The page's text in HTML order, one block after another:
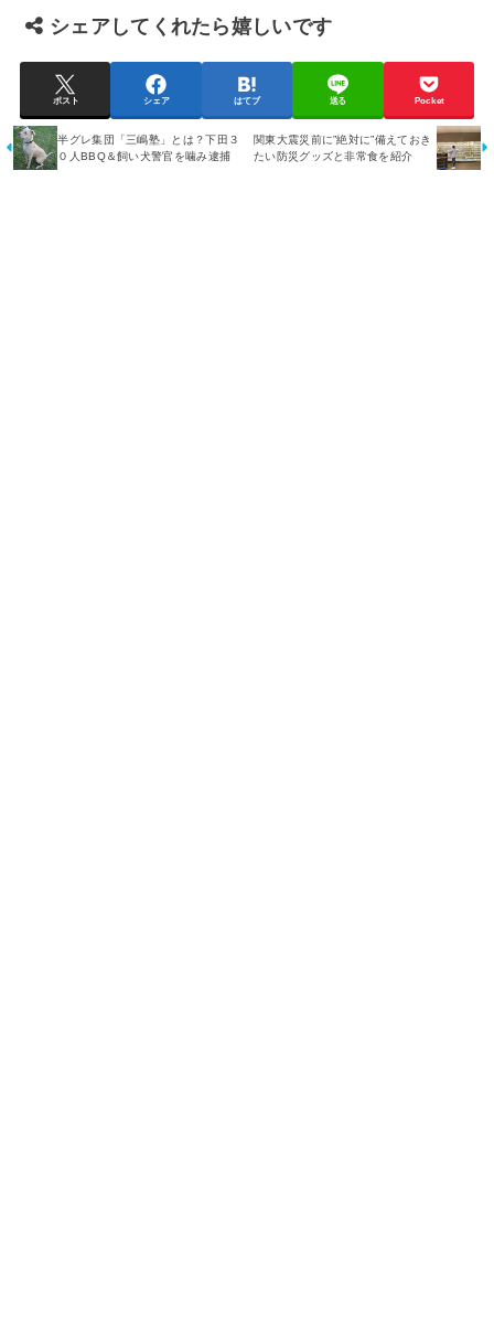
シェアしてくれたら嬉しいです
ポスト シェア はてブ 送る Pocket
半グレ集団「三嶋塾」とは？下田３
０人BBQ＆飼い犬警官を噛み逮捕
関東大震災前に”絶対に”備えておき
たい防災グッズと非常食を紹介